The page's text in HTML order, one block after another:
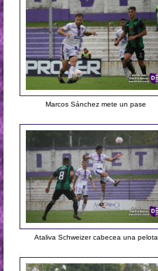
Marcos Sánchez mete un pase
Ataliva Schweizer cabecea una pelota